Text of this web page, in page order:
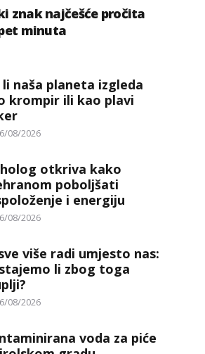
znak najčešće pročita
minuta
li naša planeta izgleda
krompir ili kao plavi
08/2026
otkriva kako
poboljšati
i energiju
08/2026
više radi umjesto nas:
li zbog toga
08/2026
voda za piće